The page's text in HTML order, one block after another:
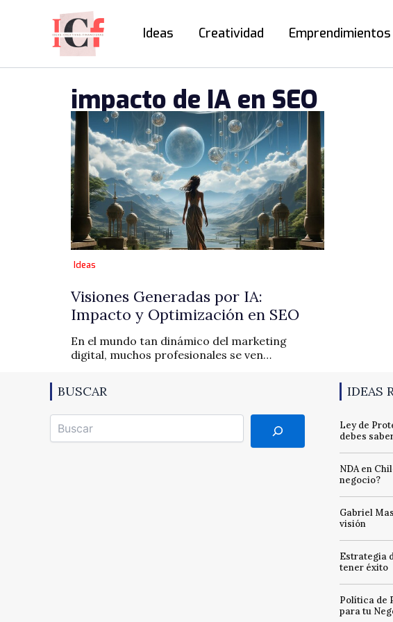
Ideas Creatividad Emprendimientos
impacto de IA en SEO
Ideas
Visiones Generadas por IA:
Impacto y Optimización en SEO
En el mundo tan dinámico del marketing
digital, muchos profesionales se ven…
BUSCAR
Buscar
IDEAS
Ley de
debes
NDA en
negocio?
Gabriel
visión
Estrategia
tener éxito
Política de
para tu